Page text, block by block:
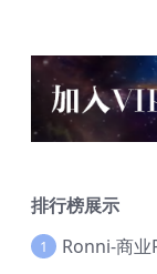
排行榜展示
1 Ronni-商业